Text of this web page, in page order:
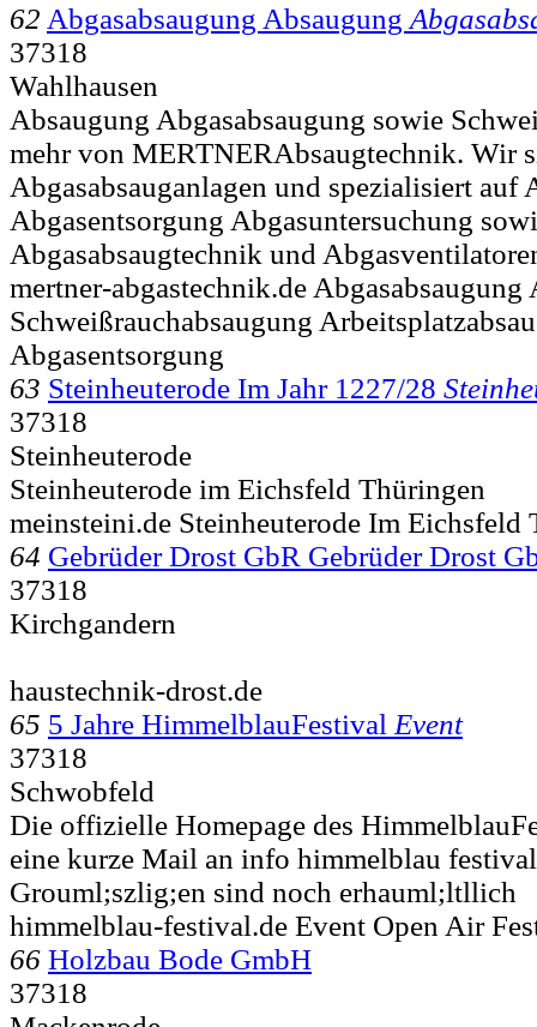
62 Abgasabsaugung Absaugung
37318
Wahlhausen
Absaugung Abgasabsaugung sowie
mehr von MERTNERAbsaugtechnik. Wir
Abgasabsauganlagen und spezialisiert auf
Abgasentsorgung Abgasuntersuchung
Abgasabsaugtechnik und
mertner-abgastechnik.de Abgasabsaugung
Schweißrauchabsaugung
Abgasentsorgung
63 Steinheuterode Im Jahr 1227/28
37318
Steinheuterode
Steinheuterode im Eichsfeld Thüringen
meinsteini.de Steinheuterode Im Eichsfeld
64 Gebrüder Drost GbR Gebrüder Drost
37318
Kirchgandern
haustechnik-drost.de
65 5 Jahre HimmelblauFestival Event
37318
Schwobfeld
Die offizielle Homepage des
eine kurze Mail an info himmelblau
Grouml;szlig;en sind noch erhauml;ltllich
himmelblau-festival.de Event Open Air
66 Holzbau Bode GmbH
37318